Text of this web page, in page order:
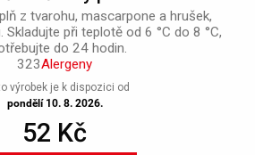
z tvarohu, mascarpone a hrušek,
Skladujte při teplotě od 6 °C do 8 °C,
do 24 hodin.
323Alergeny
výrobek je k dispozici od
pondělí 10. 8. 2026.
52 Kč